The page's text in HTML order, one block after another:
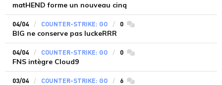
matHEND forme un nouveau cinq
04/04 COUNTER-STRIKE: GO 0 commentaires
BIG ne conserve pas luckeRRR
04/04 COUNTER-STRIKE: GO 0 commentaires
FNS intègre Cloud9
03/04 COUNTER-STRIKE: GO 6 commentaires